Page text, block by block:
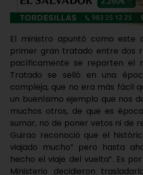
El ministro apuntó como este
primer gran tratado entre dos
pacíficamente se reparten el
Tratado se selló en una
compleja, que no era más fácil
un buenísimo ejemplo que nos
muchos otros, de que es
sumar, no de poner vetos ni de
Guirao reconoció que el
viajado mucho” pero hasta
hecho el viaje del vuelta”. Es
Ministerio decidieron